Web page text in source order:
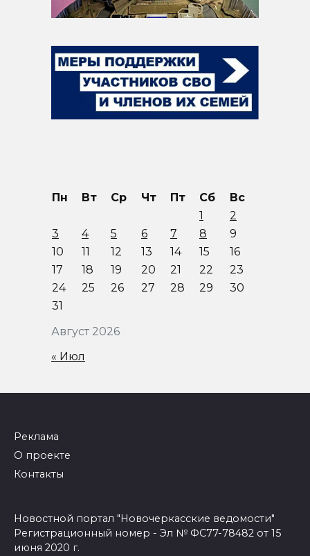
Август 2026
Пн Вт Ср Чт Пт Сб
Вс
1
2
3
4 5 6 7 8
9
10
11 12 13 14 15
16
17
18 19 20 21 22
23
24
25 26 27 28 29
30
31
« Июл
Реклама
О проекте
Контакты
Новостной портал "Новочеркасские ведомости"
Регистрационный номер - Эл № ФС77-78482 от 15
июня 2020 г.